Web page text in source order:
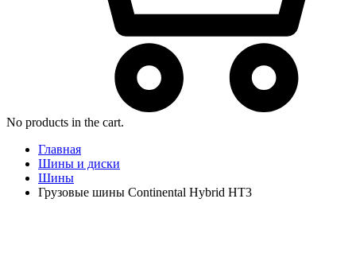
No products in the cart.
Главная
Шины и диски
Шины
Грузовые шины Continental Hybrid HT3